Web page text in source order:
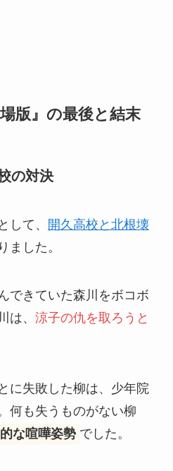
版』の最後と結末
の対決
して、
開久高校と北根壊
ました。
できていた森川をボコボ
は、 涼子の仇を取ろうと
に失敗した柳は、少年院
何も失うものがない柳
な喧嘩姿勢 でした。